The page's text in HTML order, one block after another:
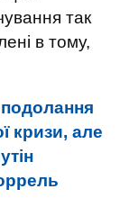
так
в тому,
кризи, але